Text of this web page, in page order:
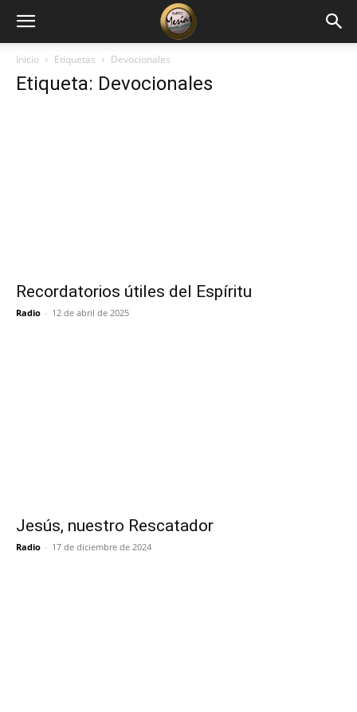
Inicio Etiquetas Devocionales
Etiqueta: Devocionales
Recordatorios útiles del Espíritu
Radio - 12 de abril de 2025
Jesús, nuestro Rescatador
Radio - 17 de diciembre de 2024